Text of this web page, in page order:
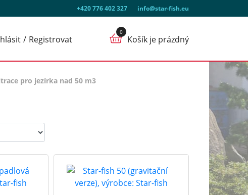
+420 776 402 327 info@star-fish.eu
Registrovat Košík je prázdný
pro jezírka nad 50 m3